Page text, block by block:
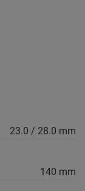
23.0 / 28.0 mm
140 mm